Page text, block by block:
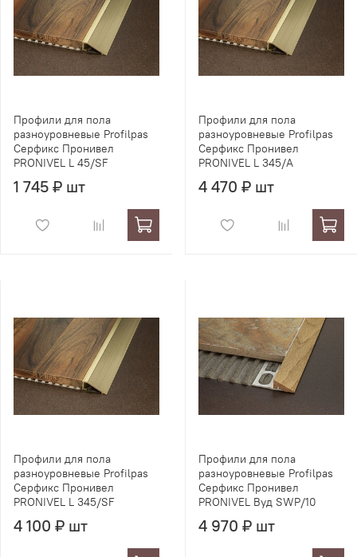
Профили для пола
разноуровневые Profilpas
Серфикс Пронивел
PRONIVEL L 45/SF
1 745 ₽ шт
Профили для пола
разноуровневые Profilpas
Серфикс Пронивел
PRONIVEL L 345/A
4 470 ₽ шт
Профили для пола
разноуровневые Profilpas
Серфикс Пронивел
PRONIVEL L 345/SF
4 100 ₽ шт
Профили для пола
разноуровневые Profilpas
Серфикс Пронивел
PRONIVEL Вуд SWP/10
4 970 ₽ шт